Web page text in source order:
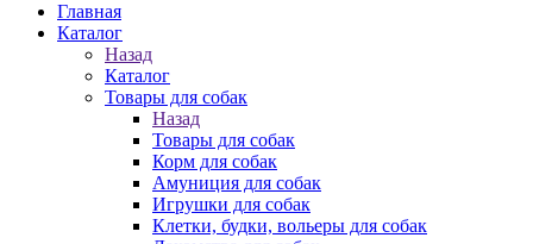
Главная
Каталог
Назад
Каталог
Товары для собак
Назад
Товары для собак
Корм для собак
Амуниция для собак
Игрушки для собак
Клетки, будки, вольеры для собак